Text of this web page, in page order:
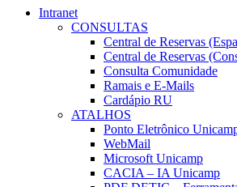
Intranet
CONSULTAS
Central de Reservas
Central de Reservas
Consulta Comunidade
Ramais e E-Mails
Cardápio RU
ATALHOS
Ponto Eletrônico
WebMail
Microsoft Unicamp
CACIA – IA Unicamp